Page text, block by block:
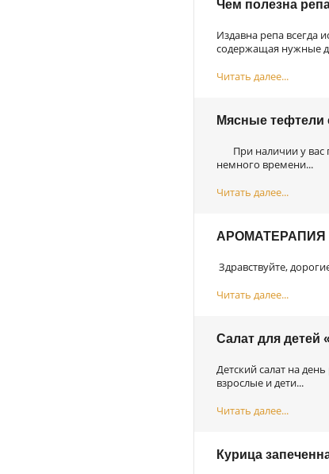
Чем полезна
Издавна репа всегда
содержащая нужные
Читать далее...
Мясные тефтели
При наличии у вас
немного времени...
Читать далее...
Здравствуйте,
Читать далее...
Салат для детей
Детский салат на
взрослые и дети...
Читать далее...
Курица